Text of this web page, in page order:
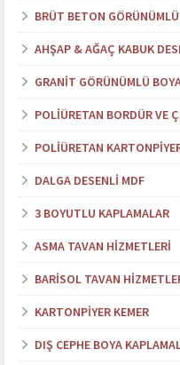
BRÜT BETON
AHŞAP & AĞAÇ KABUK
GRANIT GÖRÜNÜMLÜ
POLIÜRETAN BORDÜR VE
POLIÜRETAN
DALGA DESENLI MDF
3 BOYUTLU KAPLAMALAR
ASMA TAVAN HIZMETLERI
BARISOL TAVAN
KARTONPIYER KEMER
DIŞ CEPHE BOYA